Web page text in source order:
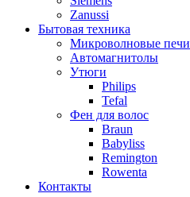
Zanussi
Бытовая техника
Микроволновые печи
Автомагнитолы
Утюги
Philips
Tefal
Фен для волос
Braun
Babyliss
Remington
Rowenta
Контакты